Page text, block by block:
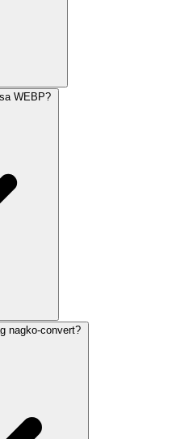
WEBP?
nagko-convert?